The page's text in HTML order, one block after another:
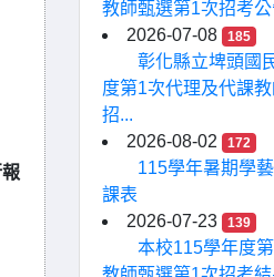
教師甄選第1次招考公
2026-07-08
185
彰化縣立埤頭國
度第1次代理及代課
招...
2026-08-02
172
115學年暑期學
課表
2026-07-23
139
本校115學年度